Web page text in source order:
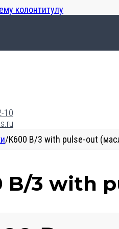
колонтитулу
10
/K600 B/3 with pulse-out
B/3 with